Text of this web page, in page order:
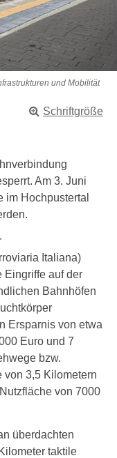
und Mobilität
Schriftgröße
Am 3. Juni
im Hochpustertal
Italiana)
Eingriffe auf der
Bahnhöfen
Ersparnis von etwa
Euro und 7
bzw.
von 3,5 Kilometern
von 7000
überdachten
taktile